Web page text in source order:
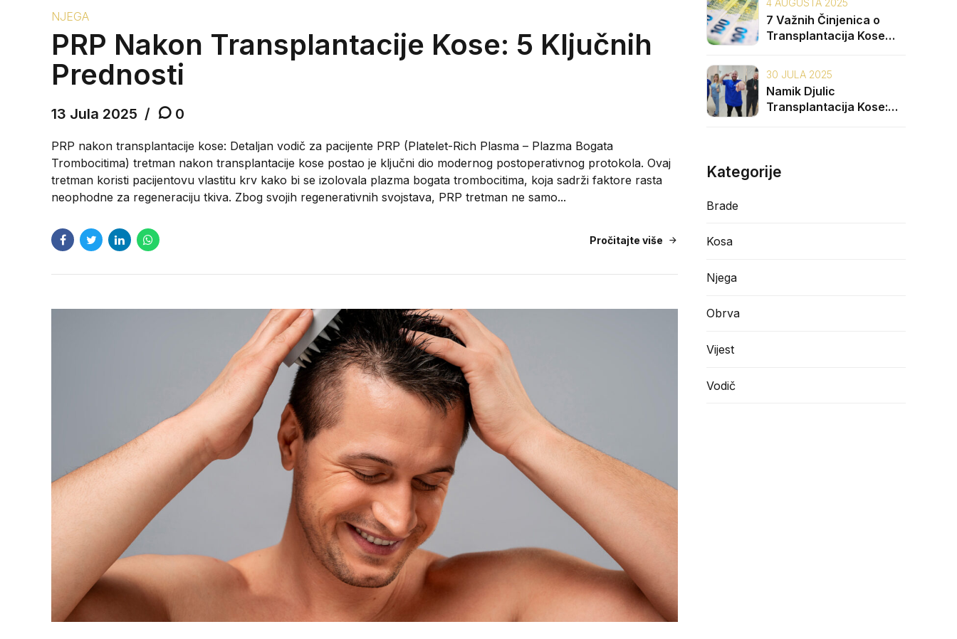
NJEGA
PRP Nakon Transplantacije Kose: 5 Ključnih
Prednosti
13 Jula 2025 0
PRP nakon transplantacije kose: Detaljan vodič za pacijente PRP (Platelet-Rich Plasma – Plazma Bogata
Trombocitima) tretman nakon transplantacije kose postao je ključni dio modernog postoperativnog protokola. Ovaj
tretman koristi pacijentovu vlastitu krv kako bi se izolovala plazma bogata trombocitima, koja sadrži faktore rasta
neophodne za regeneraciju tkiva. Zbog svojih regenerativnih svojstava, PRP tretman ne samo...
Pročitajte više
4 AUGUSTA 2025
7 Važnih Činjenica o
Transplantacija Kose
30 JULA 2025
Namik Djulic
Transplantacija Kose:
Kategorije
Brade
Kosa
Njega
Obrva
Vijest
Vodič